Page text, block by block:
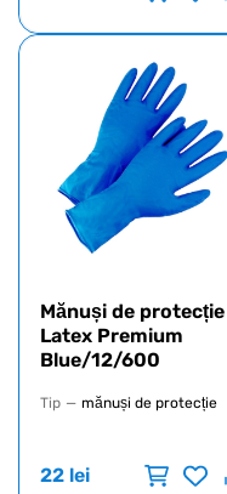
Mănuși de protecție
Latex Premium
Blue/12/600
Tip — mănuși de protecție
22 lei